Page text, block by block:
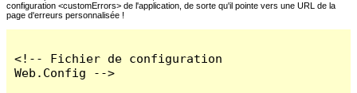
configuration <customErrors> de l'application, de sorte qu'il pointe vers une URL de la
page d'erreurs personnalisée !
<!-- Fichier de configuration
Web.Config -->